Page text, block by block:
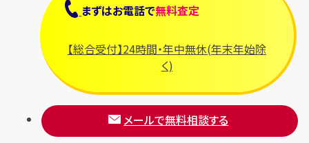
まずはお電話で無料査定
【総合受付】24時間・年中無休(年末年始除
く)
メールで無料相談する